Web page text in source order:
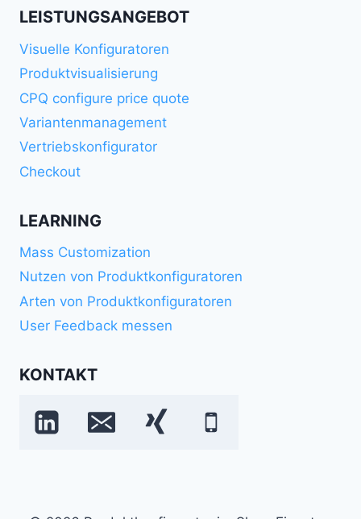
LEISTUNGSANGEBOT
Visuelle Konfiguratoren
Produktvisualisierung
CPQ configure price quote
Variantenmanagement
Vertriebskonfigurator
Checkout
LEARNING
Mass Customization
Nutzen von Produktkonfiguratoren
Arten von Produktkonfiguratoren
User Feedback messen
KONTAKT